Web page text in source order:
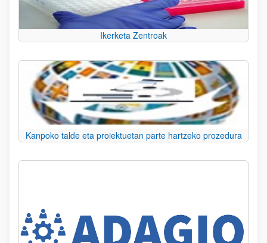
Ikerketa Zentroak
Kanpoko talde eta proiektuetan parte hartzeko prozedura